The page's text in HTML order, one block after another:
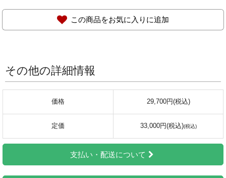
この商品をお気に入りに追加
その他の詳細情報
価格 29,700円(税込)
定価 33,000円(税込)
支払い・配送について